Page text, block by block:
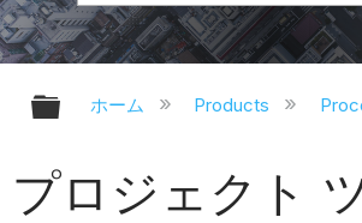
グローバル階層を展
ホーム Products
プロジェクト